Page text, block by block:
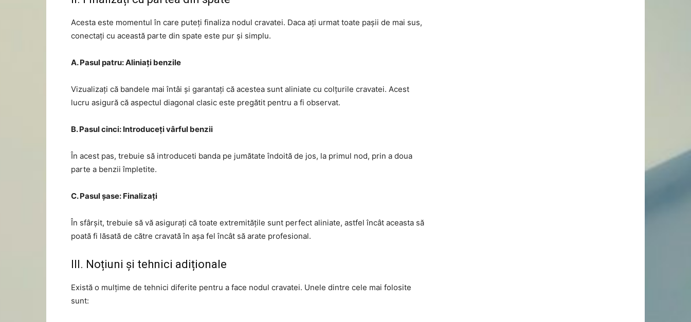
Acesta este momentul în care puteți finaliza nodul cravatei. Daca ați urmat toate pașii de mai sus,
conectați cu această parte din spate este pur și simplu.
A. Pasul patru: Aliniați benzile
Vizualizați că bandele mai întâi și garantați că acestea sunt aliniate cu colțurile cravatei. Acest
lucru asigură că aspectul diagonal clasic este pregătit pentru a fi observat.
B. Pasul cinci: Introduceți vârful benzii
În acest pas, trebuie să introduceti banda pe jumătate îndoită de jos, la primul nod, prin a doua
parte a benzii împletite.
C. Pasul șase: Finalizați
În sfârșit, trebuie să vă asigurați că toate extremitățile sunt perfect aliniate, astfel încât aceasta să
poată fi lăsată de către cravată în așa fel încât să arate profesional.
III. Noțiuni și tehnici adiționale
Există o mulțime de tehnici diferite pentru a face nodul cravatei. Unele dintre cele mai folosite
sunt: